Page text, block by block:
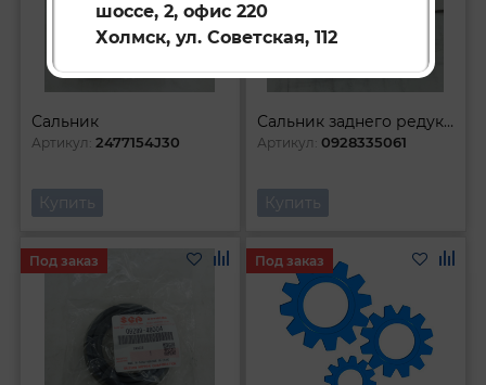
шоссе, 2, офис 220
Холмск, ул. Советская, 112
Сальник
Артикул:2477154J30
Купить
Сальник заднего редуктора
Артикул:0928335061
Купить
Под заказ Под заказ